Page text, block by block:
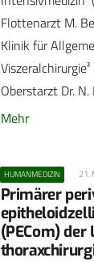
Flottenarzt M.
Klinik für
Oberstarzt Dr.
Mehr
HUMANMEDIZIN 21.
Primärer
(PECom) der